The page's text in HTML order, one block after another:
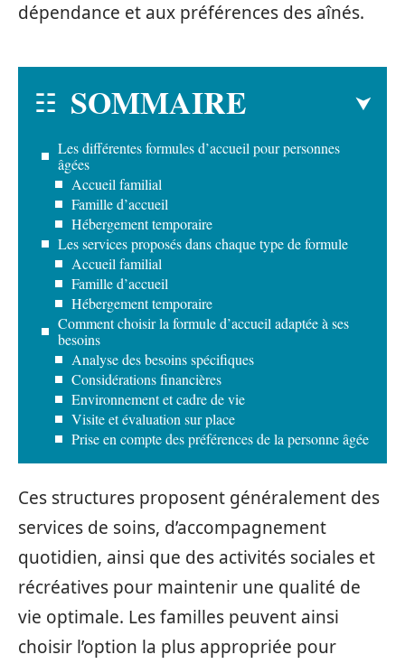
dépendance et aux préférences des aînés.
SOMMAIRE
Les différentes formules d’accueil pour personnes
âgées
Accueil familial
Famille d’accueil
Hébergement temporaire
Les services proposés dans chaque type de formule
Accueil familial
Famille d’accueil
Hébergement temporaire
Comment choisir la formule d’accueil adaptée à ses
besoins
Analyse des besoins spécifiques
Considérations financières
Environnement et cadre de vie
Visite et évaluation sur place
Prise en compte des préférences de la personne âgée
Ces structures proposent généralement des
services de soins, d’accompagnement
quotidien, ainsi que des activités sociales et
récréatives pour maintenir une qualité de
vie optimale. Les familles peuvent ainsi
choisir l’option la plus appropriée pour